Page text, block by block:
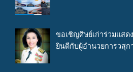
ขอเชิญศิษย์เก่าร่วมแส
ยินดีกับผู้อำนวยการวสุ